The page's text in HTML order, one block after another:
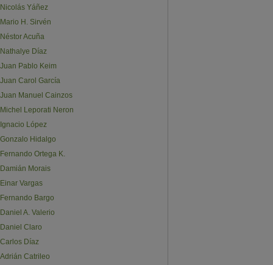
Nicolás Yáñez
Mario H. Sirvén
Néstor Acuña
Nathalye Díaz
Juan Pablo Keim
Juan Carol García
Juan Manuel Cainzos
Michel Leporati Neron
Ignacio López
Gonzalo Hidalgo
Fernando Ortega K.
Damián Morais
Einar Vargas
Fernando Bargo
Daniel A. Valerio
Daniel Claro
Carlos Díaz
Adrián Catrileo